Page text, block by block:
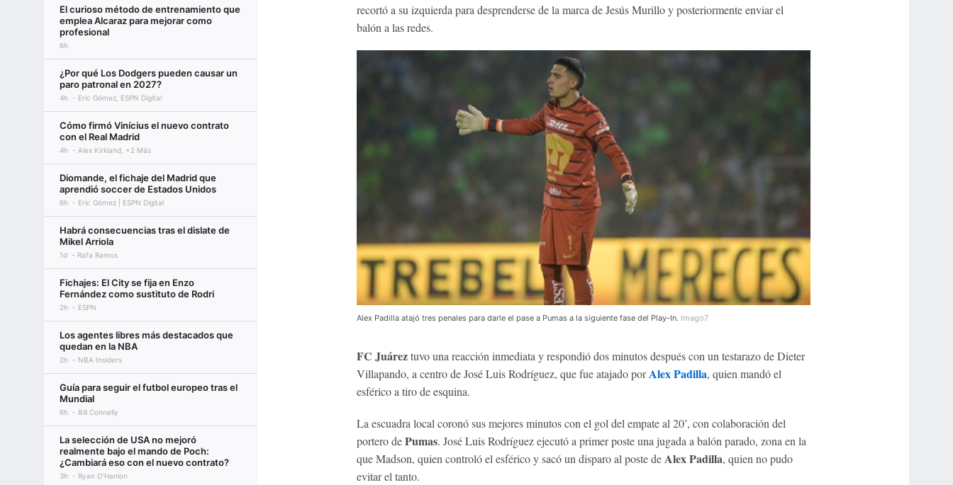
El curioso método de entrenamiento que
emplea Alcaraz para mejorar como
profesional
6h
¿Por qué Los Dodgers pueden causar un
paro patronal en 2027?
4h Eric Gómez, ESPN Digital
Cómo firmó Vinícius el nuevo contrato
con el Real Madrid
4h Alex Kirkland, +2 Más
Diomande, el fichaje del Madrid que
aprendió soccer de Estados Unidos
6h Eric Gómez | ESPN Digital
Habrá consecuencias tras el dislate de
Mikel Arriola
1d Rafa Ramos
Fichajes: El City se fija en Enzo
Fernández como sustituto de Rodri
2h ESPN
Los agentes libres más destacados que
quedan en la NBA
2h NBA Insiders
Guía para seguir el futbol europeo tras el
Mundial
6h Bill Connelly
La selección de USA no mejoró
realmente bajo el mando de Poch:
¿Cambiará eso con el nuevo contrato?
3h Ryan O'Hanlon
recortó a su izquierda para desprenderse de la marca de Jesús Murillo y posteriormente enviar el
balón a las redes.
Alex Padilla atajó tres penales para darle el pase a Pumas a la siguiente fase del Play-In. Imago7
FC Juáreztuvo una reacción inmediata y respondió dos minutos después con un testarazo de Dieter
Villapando, a centro de José Luis Rodríguez, que fue atajado porAlex Padilla, quien mandó el
esférico a tiro de esquina.
La escuadra local coronó sus mejores minutos con el gol del empate al 20’, con colaboración del
portero dePumas. José Luis Rodríguez ejecutó a primer poste una jugada a balón parado, zona en la
que Madson, quien controló el esférico y sacó un disparo al poste deAlex Padilla, quien no pudo
evitar el tanto.